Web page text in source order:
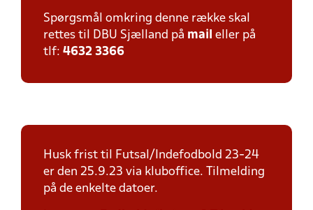
Spørgsmål omkring denne række skal
rettes til DBU Sjælland på mail eller på
tlf: 4632 3366
Husk frist til Futsal/Indefodbold 23-24
er den 25.9.23 via kluboffice. Tilmelding
på de enkelte datoer.